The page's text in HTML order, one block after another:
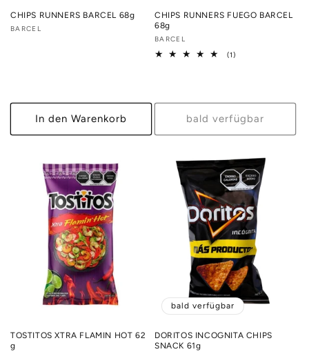
CHIPS RUNNERS BARCEL 68g
Anbieter:
BARCEL
In den Warenkorb
CHIPS RUNNERS FUEGO BARCEL
68g
Anbieter:
BARCEL
(1)
bald verfügbar
TOSTITOS XTRA FLAMIN HOT 62
g
bald verfügbar
DORITOS INCOGNITA CHIPS
SNACK 61g